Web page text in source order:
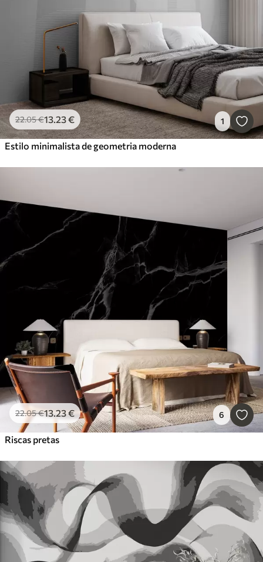
22.05€13.23€ 1
Estilo minimalista de geometria moderna
22.05€13.23€ 6
Riscas pretas